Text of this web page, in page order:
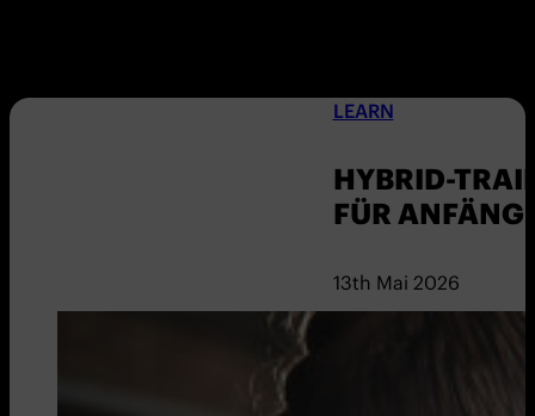
LEARN
HYBRID-
FÜR
13th Mai 2026